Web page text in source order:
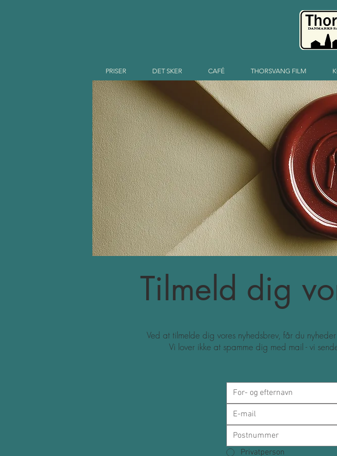
PRISER DET SKER CAFÉ THORSVANG FILM
Tilmeld dig
Ved at tilmelde dig vores nyhedsbrev, får du
Vi lover ikke at spamme dig med mail - vi
Privatperson